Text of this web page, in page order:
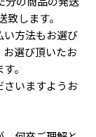
します。
い方法もお選び
選び頂いたお
。
さいますようお